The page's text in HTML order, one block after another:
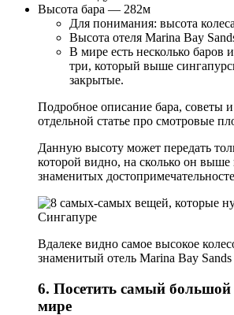
Высота бара — 282м
Для понимания: высота
Высота отеля Marina Bay
В мире есть несколько баров
три, который выше
закрытые.
Подробное описание бара, советы и лайфхаки в
отдельной статье про смотровые
Данную высоту может передать
которой видно, на сколько он выше
знаменитых
Вдалеке видно самое высокое
знаменитый отель Marina Bay Sands
6. Посетить самый
мире